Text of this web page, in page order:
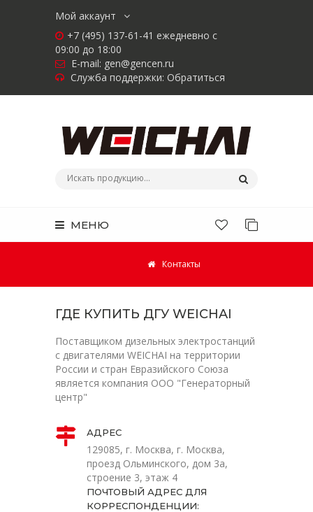
Мой аккаунт
+7 (495) 137-61-41 ежедневно с
09:00 до 18:00
E-mail: gen@gencen.ru
Служба поддержки: Обратиться
МЕНЮ
Контакты
ГДЕ КУПИТЬ ДГУ WEICHAI
Поставщиком дизельных электростанций
с двигателями WEICHAI на территории
России и стран Евразийского Союза
является компания ООО "Генераторный
центр"
АДРЕС
129085, г. Москва, г. Москва,
проезд Ольминского, дом 3а,
строение 3, этаж 4
ПОЧТОВЫЙ АДРЕС ДЛЯ
КОРРЕСПОНДЕНЦИИ: